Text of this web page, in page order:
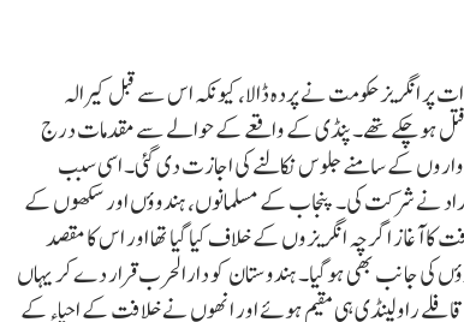
پر انگریز حکومت نے پردہ ڈالا، کیونکہ اس سے قبل کیرالہ
قتل ہوچکے تھے۔ پنڈی کے واقعے کے حوالے سے مقدمات درج
کے سامنے جلوس نکالنے کی اجازت دی گئی۔ اسی سبب
تعداد نے شرکت کی۔ پنجاب کے مسلمانوں، ہندوؤں اور سکھوں کے
آغاز اگرچہ انگریزوں کے خلاف کیا گیا تھا اور اس کا مقصد
کی جانب بھی ہوگیا۔ ہندوستان کو دارالحرب قرار دے کر یہاں
راولپنڈی ہی مقیم ہوئے اور انھوں نے خلافت کے احیاء کے